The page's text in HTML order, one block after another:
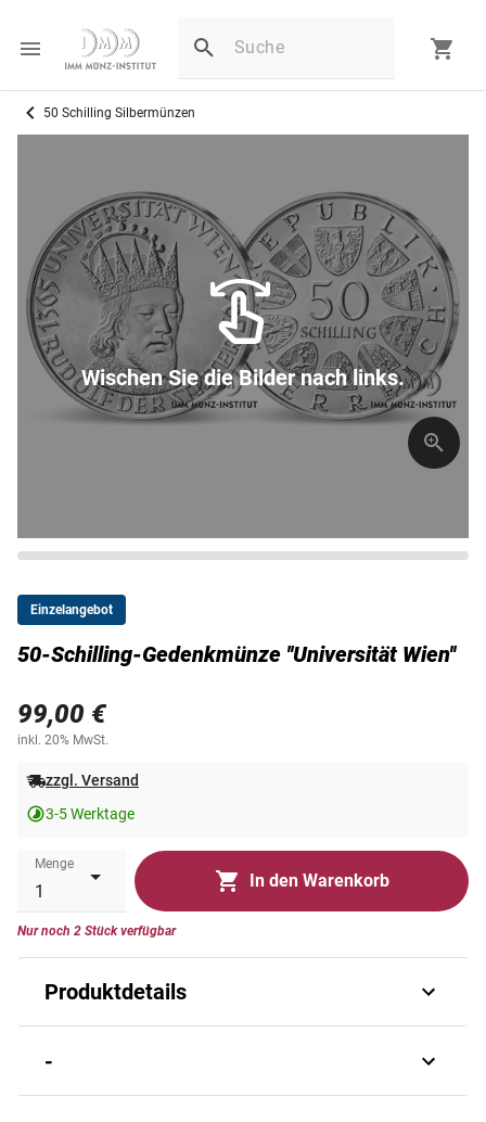
50 Schilling Silbermünzen
Wischen Sie die Bilder nach links.
Einzelangebot
50-Schilling-Gedenkmünze ''Universität Wien''
99,00 €
inkl. 20% MwSt.
zzgl. Versand
3-5 Werktage
Menge
In den Warenkorb
Nur noch 2 Stück verfügbar
Produktdetails
-